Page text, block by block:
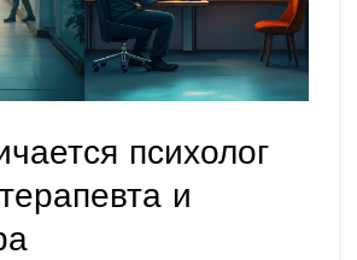
психолог
и